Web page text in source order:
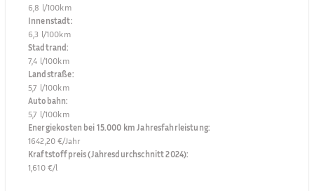
6,8 l/100km
Innenstadt:
6,3 l/100km
Stadtrand:
7,4 l/100km
Landstraße:
5,7 l/100km
Autobahn:
5,7 l/100km
Energiekosten bei 15.000 km Jahresfahrleistung:
1642,20 €/Jahr
Kraftstoffpreis (Jahresdurchschnitt 2024):
1,610 €/l